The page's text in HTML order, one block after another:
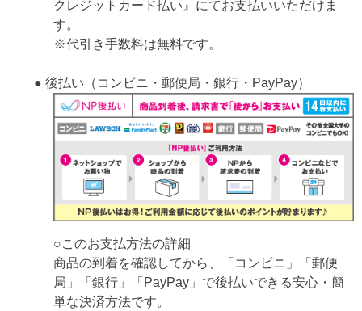
クレジットカード払い』にてお支払いいただけま
す。
※代引き手数料は無料です。
● 後払い（コンビニ・郵便局・銀行・PayPay）
○このお支払方法の詳細
商品の到着を確認してから、「コンビニ」「郵便
局」「銀行」「PayPay」で後払いできる安心・簡
単な決済方法です。